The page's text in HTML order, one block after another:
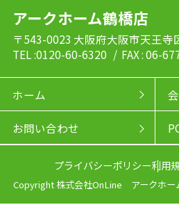
アークホーム鶴橋店
〒543-0023 大阪府大阪市天王寺
TEL :0120-60-6320 / FAX : 06-
ホーム
お問い合わせ
プライバシーポリシー利用
Copyright 株式会社OnLine アークホー